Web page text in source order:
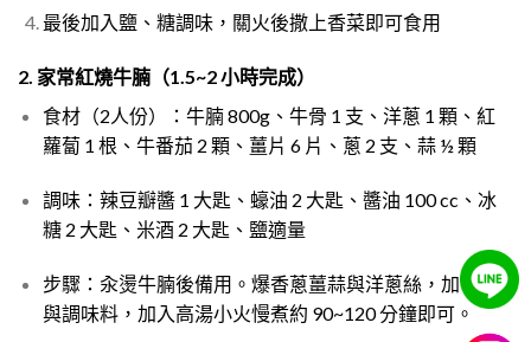
最後加入鹽、糖調味，關火後撒上香菜即可食用
2. 家常紅燒牛腩（1.5~2 小時完成）
食材（2人份）：牛腩 800g、牛骨 1 支、洋蔥 1 顆、紅
蘿蔔 1 根、牛番茄 2 顆、薑片 6 片、蔥 2 支、蒜 ½ 顆
調味：辣豆瓣醬 1 大匙、蠔油 2 大匙、醬油 100 cc、冰
糖 2 大匙、米酒 2 大匙、鹽適量
步驟：汆燙牛腩後備用。爆香蔥薑蒜與洋蔥絲，加牛腩
與調味料，加入高湯小火慢煮約 90~120 分鐘即可。